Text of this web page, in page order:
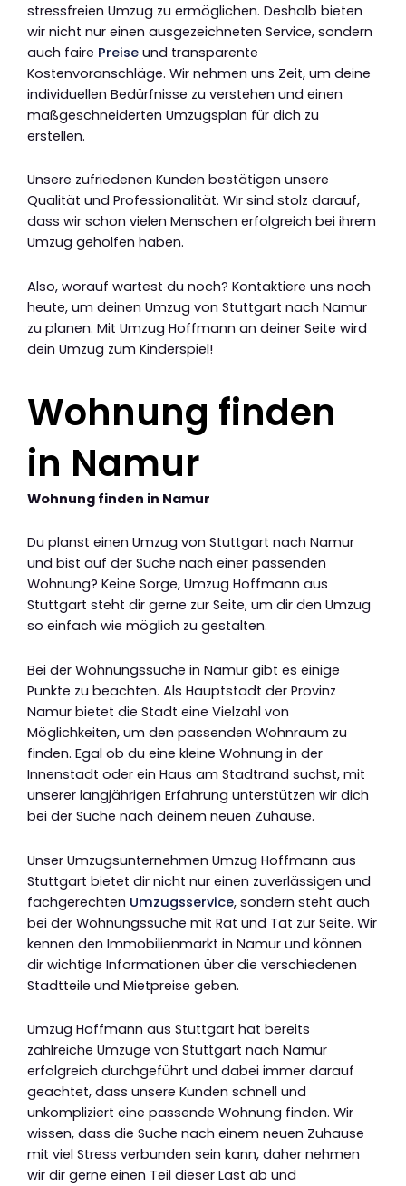
stressfreien Umzug zu ermöglichen. Deshalb bieten
wir nicht nur einen ausgezeichneten Service, sondern
auch faire Preise und transparente
Kostenvoranschläge. Wir nehmen uns Zeit, um deine
individuellen Bedürfnisse zu verstehen und einen
maßgeschneiderten Umzugsplan für dich zu
erstellen.
Unsere zufriedenen Kunden bestätigen unsere
Qualität und Professionalität. Wir sind stolz darauf,
dass wir schon vielen Menschen erfolgreich bei ihrem
Umzug geholfen haben.
Also, worauf wartest du noch? Kontaktiere uns noch
heute, um deinen Umzug von Stuttgart nach Namur
zu planen. Mit Umzug Hoffmann an deiner Seite wird
dein Umzug zum Kinderspiel!
Wohnung finden
in Namur
Wohnung finden in Namur
Du planst einen Umzug von Stuttgart nach Namur
und bist auf der Suche nach einer passenden
Wohnung? Keine Sorge, Umzug Hoffmann aus
Stuttgart steht dir gerne zur Seite, um dir den Umzug
so einfach wie möglich zu gestalten.
Bei der Wohnungssuche in Namur gibt es einige
Punkte zu beachten. Als Hauptstadt der Provinz
Namur bietet die Stadt eine Vielzahl von
Möglichkeiten, um den passenden Wohnraum zu
finden. Egal ob du eine kleine Wohnung in der
Innenstadt oder ein Haus am Stadtrand suchst, mit
unserer langjährigen Erfahrung unterstützen wir dich
bei der Suche nach deinem neuen Zuhause.
Unser Umzugsunternehmen Umzug Hoffmann aus
Stuttgart bietet dir nicht nur einen zuverlässigen und
fachgerechten Umzugsservice, sondern steht auch
bei der Wohnungssuche mit Rat und Tat zur Seite. Wir
kennen den Immobilienmarkt in Namur und können
dir wichtige Informationen über die verschiedenen
Stadtteile und Mietpreise geben.
Umzug Hoffmann aus Stuttgart hat bereits
zahlreiche Umzüge von Stuttgart nach Namur
erfolgreich durchgeführt und dabei immer darauf
geachtet, dass unsere Kunden schnell und
unkompliziert eine passende Wohnung finden. Wir
wissen, dass die Suche nach einem neuen Zuhause
mit viel Stress verbunden sein kann, daher nehmen
wir dir gerne einen Teil dieser Last ab und